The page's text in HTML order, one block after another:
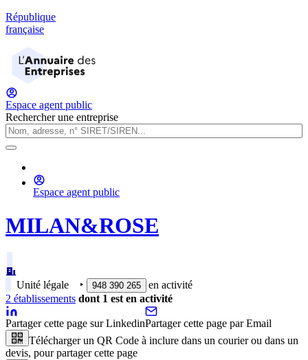
République
française
Espace agent public
Rechercher une entreprise
Espace agent public
MILAN&ROSE
Unité légale ‣ 948 390 265
en activité
2 établissements dont 1 est en activité
Partager cette page sur LinkedinPartager cette page par Email
Télécharger un QR Code à inclure dans un courier ou dans un
devis, pour partager cette page